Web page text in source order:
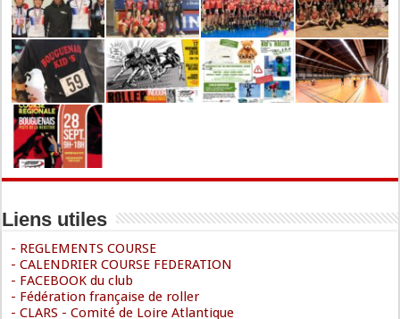
Liens utiles
- REGLEMENTS COURSE
- CALENDRIER COURSE FEDERATION
- FACEBOOK du club
- Fédération française de roller
- CLARS - Comité de Loire Atlantique